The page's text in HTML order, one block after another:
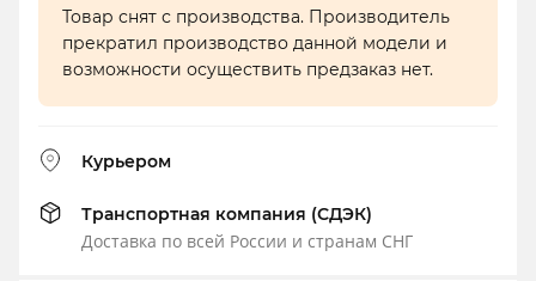
Товар снят с производства. Производитель
прекратил производство данной модели и
возможности осуществить предзаказ нет.
Курьером
Транспортная компания (СДЭК)
Доставка по всей России и странам СНГ